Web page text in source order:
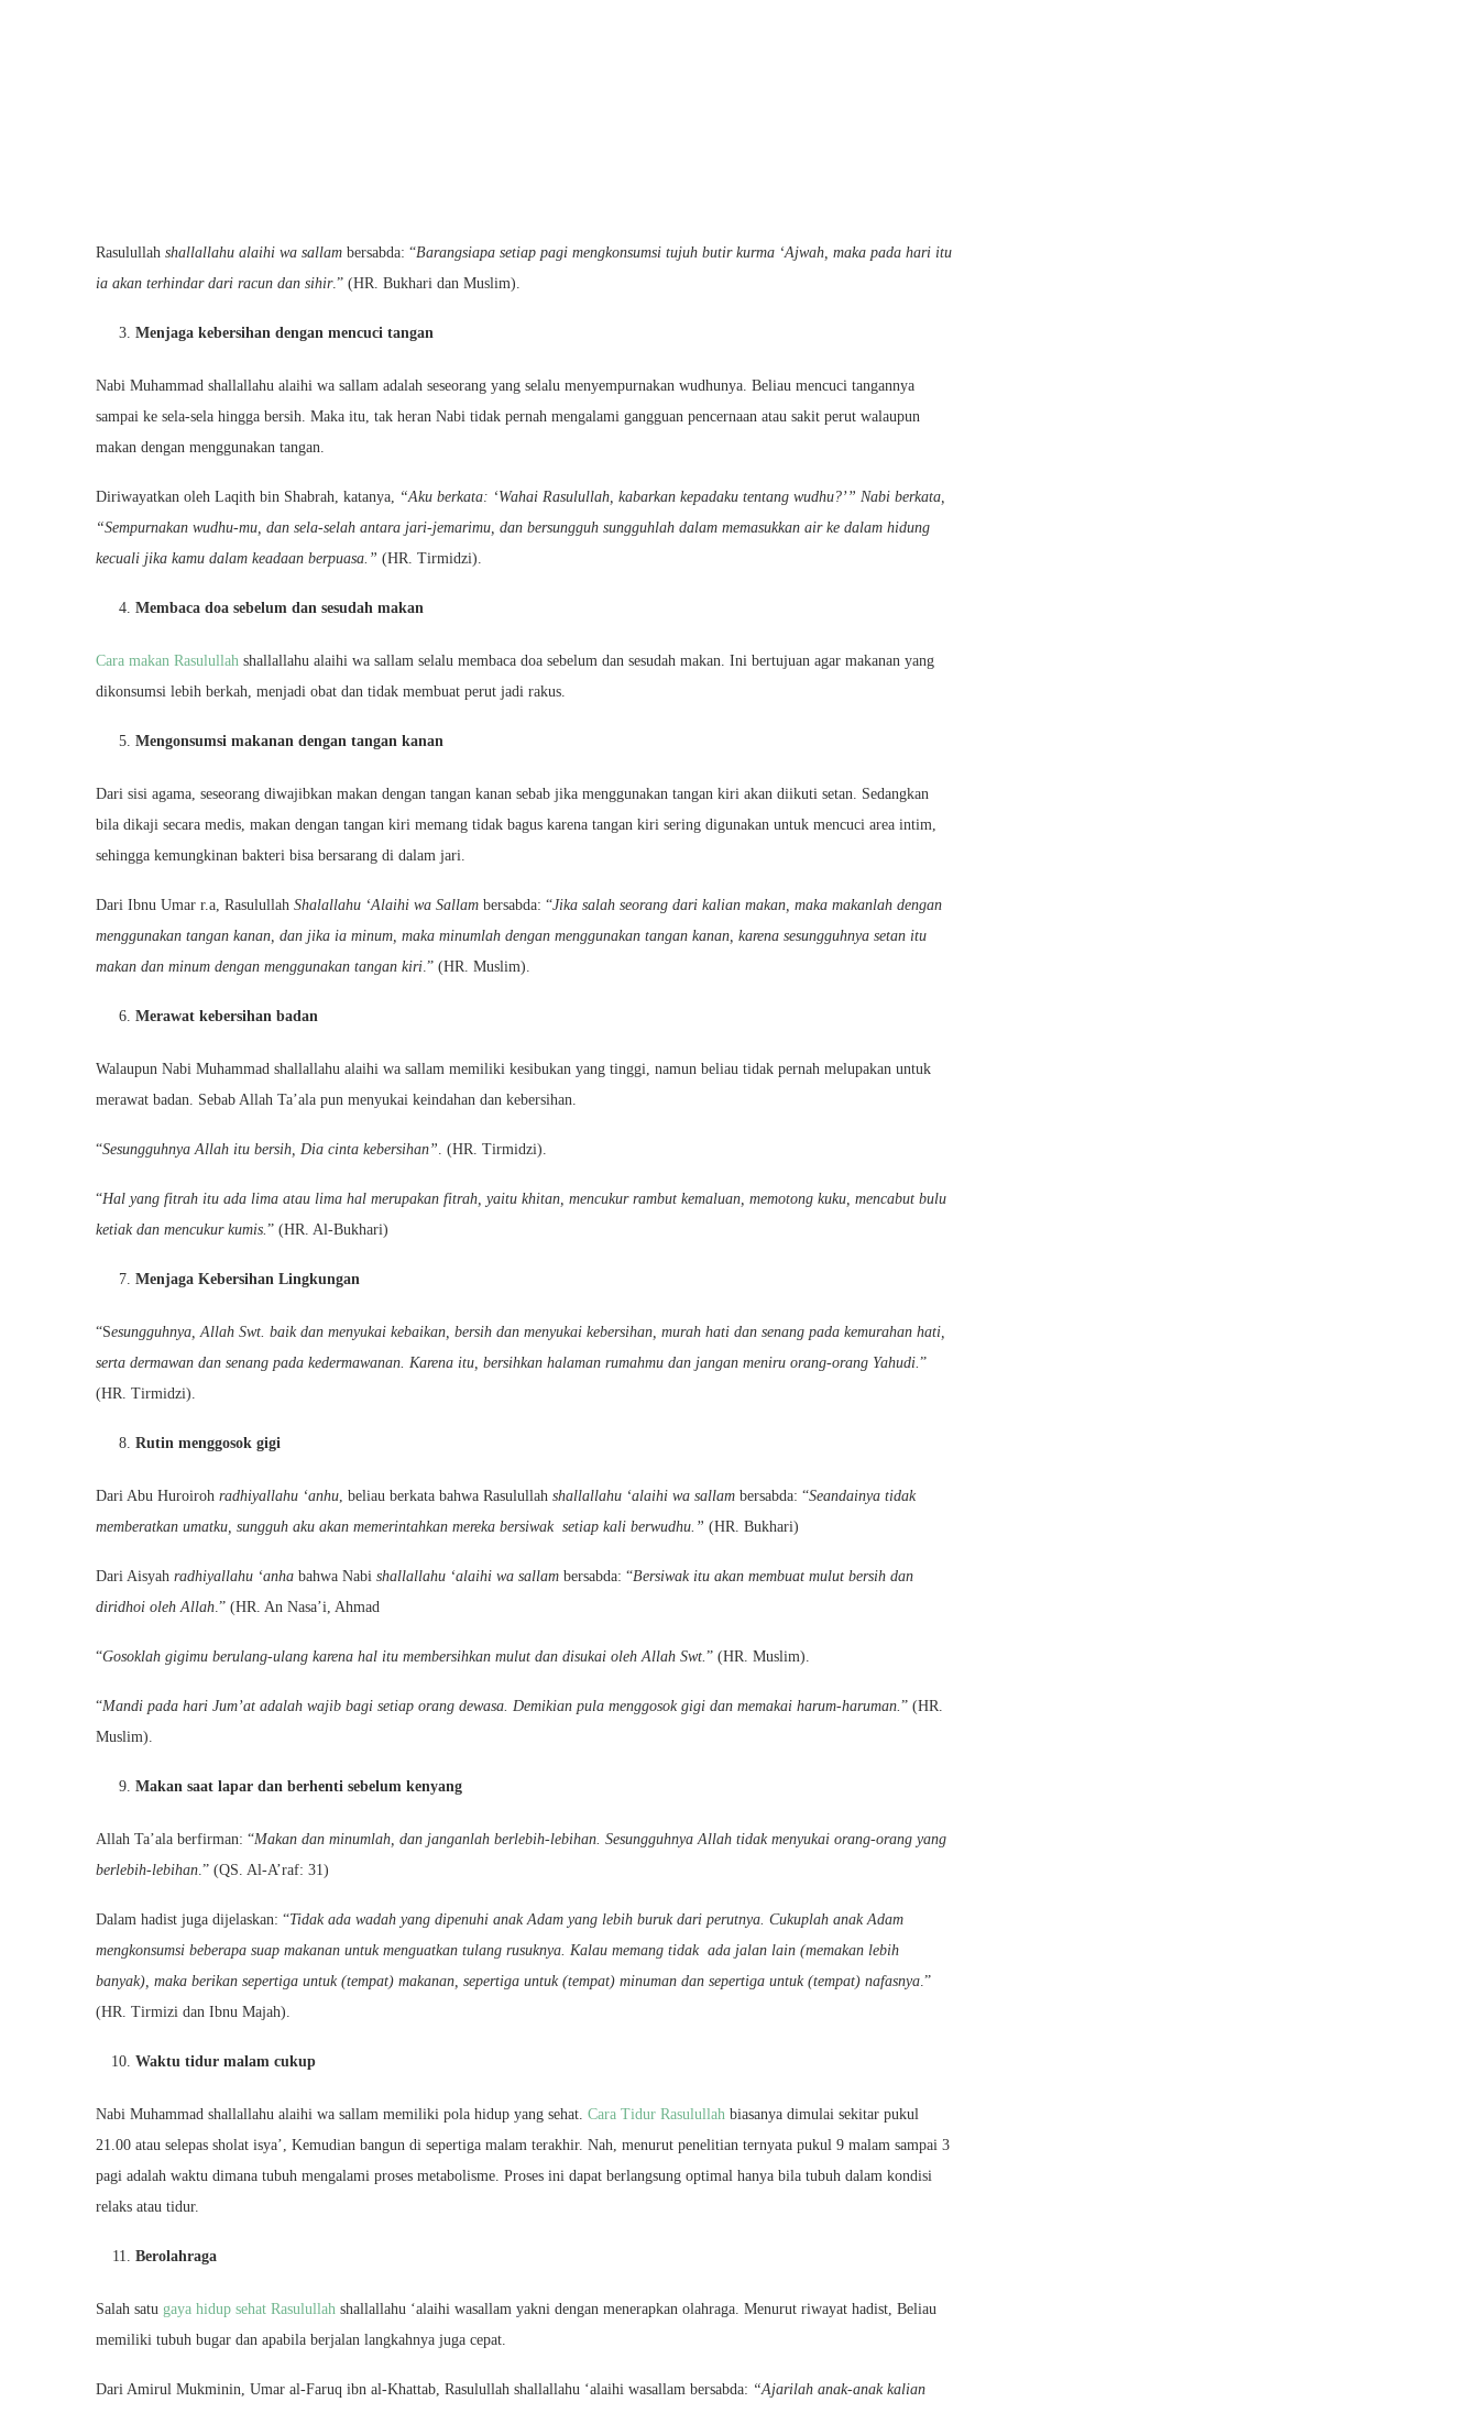
Rasulullah shallallahu alaihi wa sallam bersabda: “Barangsiapa setiap pagi mengkonsumsi tujuh butir kurma ‘Ajwah, maka pada hari itu
ia akan terhindar dari racun dan sihir.” (HR. Bukhari dan Muslim).
Menjaga kebersihan dengan mencuci tangan
Nabi Muhammad shallallahu alaihi wa sallam adalah seseorang yang selalu menyempurnakan wudhunya. Beliau mencuci tangannya
sampai ke sela-sela hingga bersih. Maka itu, tak heran Nabi tidak pernah mengalami gangguan pencernaan atau sakit perut walaupun
makan dengan menggunakan tangan.
Diriwayatkan oleh Laqith bin Shabrah, katanya, “Aku berkata: ‘Wahai Rasulullah, kabarkan kepadaku tentang wudhu?’” Nabi berkata,
“Sempurnakan wudhu-mu, dan sela-selah antara jari-jemarimu, dan bersungguh sungguhlah dalam memasukkan air ke dalam hidung
kecuali jika kamu dalam keadaan berpuasa.” (HR. Tirmidzi).
Membaca doa sebelum dan sesudah makan
Cara makan Rasulullah shallallahu alaihi wa sallam selalu membaca doa sebelum dan sesudah makan. Ini bertujuan agar makanan yang
dikonsumsi lebih berkah, menjadi obat dan tidak membuat perut jadi rakus.
Mengonsumsi makanan dengan tangan kanan
Dari sisi agama, seseorang diwajibkan makan dengan tangan kanan sebab jika menggunakan tangan kiri akan diikuti setan. Sedangkan
bila dikaji secara medis, makan dengan tangan kiri memang tidak bagus karena tangan kiri sering digunakan untuk mencuci area intim,
sehingga kemungkinan bakteri bisa bersarang di dalam jari.
Dari Ibnu Umar r.a, Rasulullah Shalallahu ‘Alaihi wa Sallam bersabda: “Jika salah seorang dari kalian makan, maka makanlah dengan
menggunakan tangan kanan, dan jika ia minum, maka minumlah dengan menggunakan tangan kanan, karena sesungguhnya setan itu
makan dan minum dengan menggunakan tangan kiri.” (HR. Muslim).
Merawat kebersihan badan
Walaupun Nabi Muhammad shallallahu alaihi wa sallam memiliki kesibukan yang tinggi, namun beliau tidak pernah melupakan untuk
merawat badan. Sebab Allah Ta’ala pun menyukai keindahan dan kebersihan.
“Sesungguhnya Allah itu bersih, Dia cinta kebersihan”. (HR. Tirmidzi).
“Hal yang fitrah itu ada lima atau lima hal merupakan fitrah, yaitu khitan, mencukur rambut kemaluan, memotong kuku, mencabut bulu
ketiak dan mencukur kumis.” (HR. Al-Bukhari)
Menjaga Kebersihan Lingkungan
“Sesungguhnya, Allah Swt. baik dan menyukai kebaikan, bersih dan menyukai kebersihan, murah hati dan senang pada kemurahan hati,
serta dermawan dan senang pada kedermawanan. Karena itu, bersihkan halaman rumahmu dan jangan meniru orang-orang Yahudi.”
(HR. Tirmidzi).
Rutin menggosok gigi
Dari Abu Huroiroh radhiyallahu ‘anhu, beliau berkata bahwa Rasulullah shallallahu ‘alaihi wa sallam bersabda: “Seandainya tidak
memberatkan umatku, sungguh aku akan memerintahkan mereka bersiwak setiap kali berwudhu.” (HR. Bukhari)
Dari Aisyah radhiyallahu ‘anha bahwa Nabi shallallahu ‘alaihi wa sallam bersabda: “Bersiwak itu akan membuat mulut bersih dan
diridhoi oleh Allah.” (HR. An Nasa’i, Ahmad
“Gosoklah gigimu berulang-ulang karena hal itu membersihkan mulut dan disukai oleh Allah Swt.” (HR. Muslim).
“Mandi pada hari Jum’at adalah wajib bagi setiap orang dewasa. Demikian pula menggosok gigi dan memakai harum-haruman.” (HR.
Muslim).
Makan saat lapar dan berhenti sebelum kenyang
Allah Ta’ala berfirman: “Makan dan minumlah, dan janganlah berlebih-lebihan. Sesungguhnya Allah tidak menyukai orang-orang yang
berlebih-lebihan.” (QS. Al-A’raf: 31)
Dalam hadist juga dijelaskan: “Tidak ada wadah yang dipenuhi anak Adam yang lebih buruk dari perutnya. Cukuplah anak Adam
mengkonsumsi beberapa suap makanan untuk menguatkan tulang rusuknya. Kalau memang tidak ada jalan lain (memakan lebih
banyak), maka berikan sepertiga untuk (tempat) makanan, sepertiga untuk (tempat) minuman dan sepertiga untuk (tempat) nafasnya.”
(HR. Tirmizi dan Ibnu Majah).
Waktu tidur malam cukup
Nabi Muhammad shallallahu alaihi wa sallam memiliki pola hidup yang sehat. Cara Tidur Rasulullah biasanya dimulai sekitar pukul
21.00 atau selepas sholat isya’, Kemudian bangun di sepertiga malam terakhir. Nah, menurut penelitian ternyata pukul 9 malam sampai 3
pagi adalah waktu dimana tubuh mengalami proses metabolisme. Proses ini dapat berlangsung optimal hanya bila tubuh dalam kondisi
relaks atau tidur.
Berolahraga
Salah satu gaya hidup sehat Rasulullah shallallahu ‘alaihi wasallam yakni dengan menerapkan olahraga. Menurut riwayat hadist, Beliau
memiliki tubuh bugar dan apabila berjalan langkahnya juga cepat.
Dari Amirul Mukminin, Umar al-Faruq ibn al-Khattab, Rasulullah shallallahu ‘alaihi wasallam bersabda: “Ajarilah anak-anak kalian